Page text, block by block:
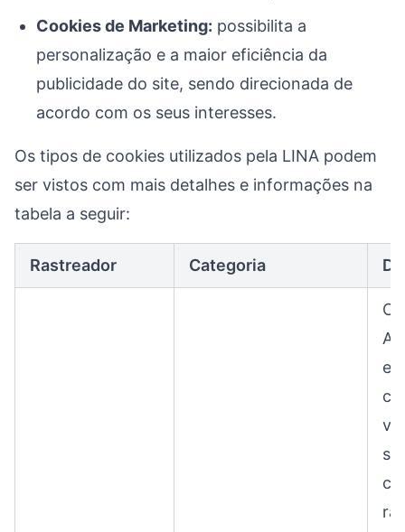
Cookies de Marketing: possibilita a
personalização e a maior eficiência da
publicidade do site, sendo direcionada de
acordo com os seus interesses.
Os tipos de cookies utilizados pela LINA podem
ser vistos com mais detalhes e informações na
tabela a seguir:
Rastreador Categoria
O